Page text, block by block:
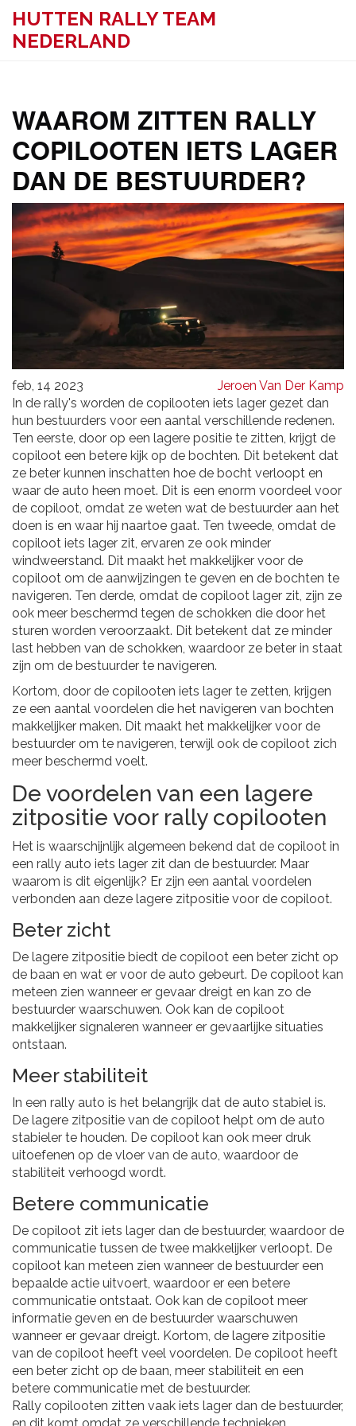
HUTTEN RALLY TEAM
NEDERLAND
WAAROM ZITTEN RALLY
COPILOOTEN IETS LAGER
DAN DE BESTUURDER?
feb, 14 2023
Jeroen Van Der Kamp
In de rally's worden de copilooten iets lager gezet dan
hun bestuurders voor een aantal verschillende redenen.
Ten eerste, door op een lagere positie te zitten, krijgt de
copiloot een betere kijk op de bochten. Dit betekent dat
ze beter kunnen inschatten hoe de bocht verloopt en
waar de auto heen moet. Dit is een enorm voordeel voor
de copiloot, omdat ze weten wat de bestuurder aan het
doen is en waar hij naartoe gaat. Ten tweede, omdat de
copiloot iets lager zit, ervaren ze ook minder
windweerstand. Dit maakt het makkelijker voor de
copiloot om de aanwijzingen te geven en de bochten te
navigeren. Ten derde, omdat de copiloot lager zit, zijn ze
ook meer beschermd tegen de schokken die door het
sturen worden veroorzaakt. Dit betekent dat ze minder
last hebben van de schokken, waardoor ze beter in staat
zijn om de bestuurder te navigeren.
Kortom, door de copilooten iets lager te zetten, krijgen
ze een aantal voordelen die het navigeren van bochten
makkelijker maken. Dit maakt het makkelijker voor de
bestuurder om te navigeren, terwijl ook de copiloot zich
meer beschermd voelt.
De voordelen van een lagere
zitpositie voor rally copilooten
Het is waarschijnlijk algemeen bekend dat de copiloot in
een rally auto iets lager zit dan de bestuurder. Maar
waarom is dit eigenlijk? Er zijn een aantal voordelen
verbonden aan deze lagere zitpositie voor de copiloot.
Beter zicht
De lagere zitpositie biedt de copiloot een beter zicht op
de baan en wat er voor de auto gebeurt. De copiloot kan
meteen zien wanneer er gevaar dreigt en kan zo de
bestuurder waarschuwen. Ook kan de copiloot
makkelijker signaleren wanneer er gevaarlijke situaties
ontstaan.
Meer stabiliteit
In een rally auto is het belangrijk dat de auto stabiel is.
De lagere zitpositie van de copiloot helpt om de auto
stabieler te houden. De copiloot kan ook meer druk
uitoefenen op de vloer van de auto, waardoor de
stabiliteit verhoogd wordt.
Betere communicatie
De copiloot zit iets lager dan de bestuurder, waardoor de
communicatie tussen de twee makkelijker verloopt. De
copiloot kan meteen zien wanneer de bestuurder een
bepaalde actie uitvoert, waardoor er een betere
communicatie ontstaat. Ook kan de copiloot meer
informatie geven en de bestuurder waarschuwen
wanneer er gevaar dreigt. Kortom, de lagere zitpositie
van de copiloot heeft veel voordelen. De copiloot heeft
een beter zicht op de baan, meer stabiliteit en een
betere communicatie met de bestuurder.
Rally copilooten zitten vaak iets lager dan de bestuurder,